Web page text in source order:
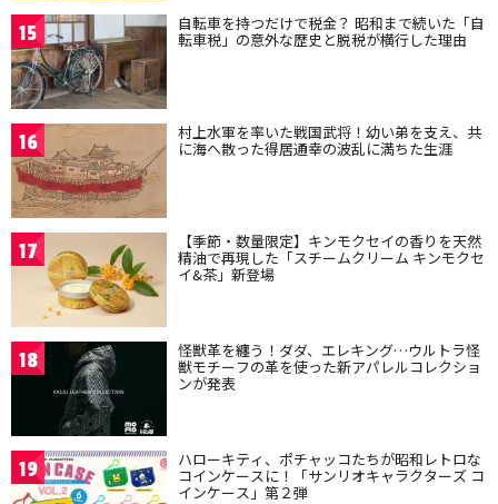
15 自転車を持つだけで税金？ 昭和まで続いた「自
転車税」の意外な歴史と脱税が横行した理由
16 村上水軍を率いた戦国武将！幼い弟を支え、共
に海へ散った得居通幸の波乱に満ちた生涯
17 【季節・数量限定】キンモクセイの香りを天然
精油で再現した「スチームクリーム キンモクセ
イ&茶」新登場
18 怪獣革を纏う！ダダ、エレキング…ウルトラ怪
獣モチーフの革を使った新アパレルコレクショ
ンが発表
19 ハローキティ、ポチャッコたちが昭和レトロな
コインケースに！「サンリオキャラクターズ コ
インケース」第２弾